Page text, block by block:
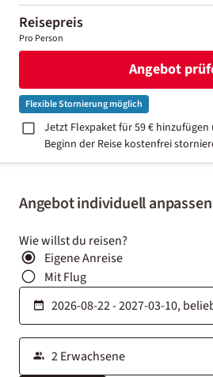
Angebot individuell anpassen
Wie willst du reisen?
Eigene Anreise
Mit Flug
Reisepreis
Pro Person
Angebot
Flexible Stornierung möglich
Jetzt Flexpaket für 59 € hinzufügen
Beginn der Reise kostenfrei